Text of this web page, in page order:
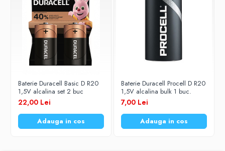
Baterie Duracell Basic D R20
1,5V alcalina set 2 buc
22,00 Lei
Adauga in cos
Baterie Duracell Procell D R20
1,5V alcalina bulk 1 buc.
7,00 Lei
Adauga in cos